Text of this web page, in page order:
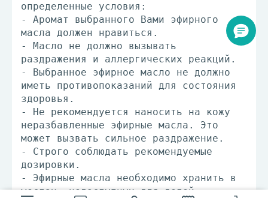
определенные условия:
- Аромат выбранного Вами эфирного
масла должен нравиться.
- Масло не должно вызывать
раздражения и аллергических реакций.
- Выбранное эфирное масло не должно
иметь противопоказаний для состояния
здоровья.
- Не рекомендуется наносить на кожу
неразбавленные эфирные масла. Это
может вызвать сильное раздражение.
- Строго соблюдать рекомендуемые
дозировки.
- Эфирные масла необходимо хранить в
местах, недоступных для детей.